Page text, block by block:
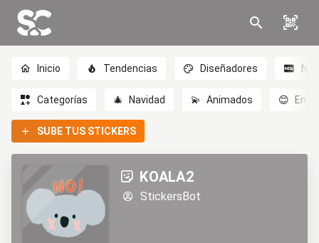
Inicio Tendencias Diseñadores
Categorías 🎄 Navidad 💫 Animados 😊
SUBE TUS STICKERS
KOALA2
StickersBot